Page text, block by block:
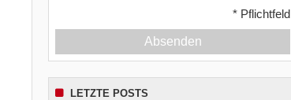
* Pflichtfeld
Absenden
LETZTE POSTS